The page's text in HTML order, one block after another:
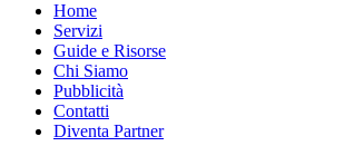
Home
Servizi
Guide e Risorse
Chi Siamo
Pubblicità
Contatti
Diventa Partner